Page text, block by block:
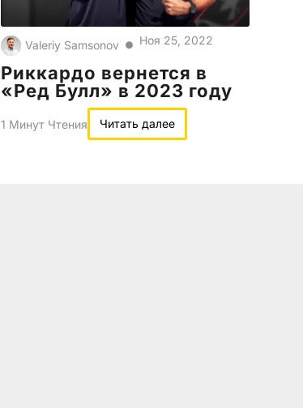
Valeriy Samsonov ● Ноя 25, 2022
Риккардо вернется в
«Ред Булл» в 2023 году
1 Минут Чтения Читать далее